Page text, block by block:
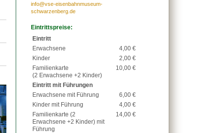
info@vse-eisenbahnmuseum-
schwarzenberg.de
Eintrittspreise:
Eintritt
Erwachsene
4,00 €
Kinder
2,00 €
Familienkarte
(2 Erwachsene +2 Kinder)
10,00 €
Eintritt mit Führungen
Erwachsene mit Führung
6,00 €
Kinder mit Führung
4,00 €
Familienkarte (2
Erwachsene +2 Kinder) mit
Führung
14,00 €